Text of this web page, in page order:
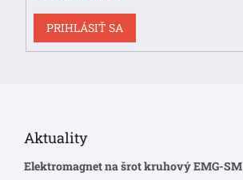
PRIHLÁSIŤ SA
Aktuality
Elektromagnet na šrot kruhový EMG-SM